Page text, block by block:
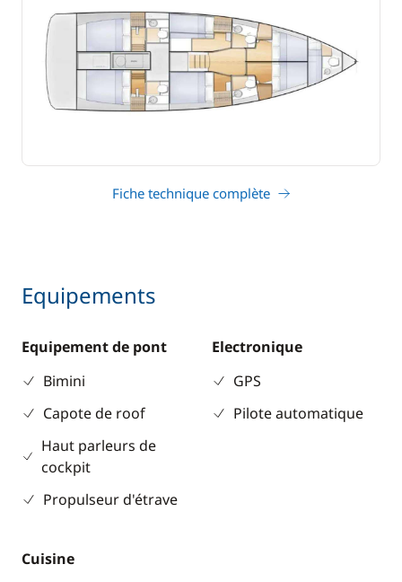
Fiche technique complète
Equipements
Equipement de pont
Bimini
Capote de roof
Haut parleurs de
cockpit
Propulseur d'étrave
Electronique
GPS
Pilote automatique
Cuisine